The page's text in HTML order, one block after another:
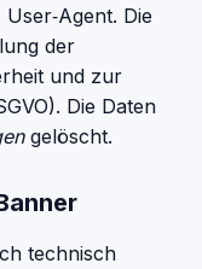
Die
der
und zur
Die Daten
gelöscht.
technisch